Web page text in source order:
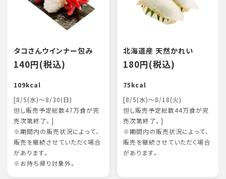
タコさんウインナー包み
140円(税込)
109kcal
[8/5(水)～8/30(日)
但し販売予定総数47万食が完
売次第終了。]
※期間内の販売状況によって、
販売を継続させていただく場合
があります。
※お持ち帰り対象外。
北海道産 天然かれい
180円(税込)
75kcal
[8/5(水)～8/18(火)
但し販売予定総数44万食が完
売次第終了。]
※期間内の販売状況によって、
販売を継続させていただく場合
があります。